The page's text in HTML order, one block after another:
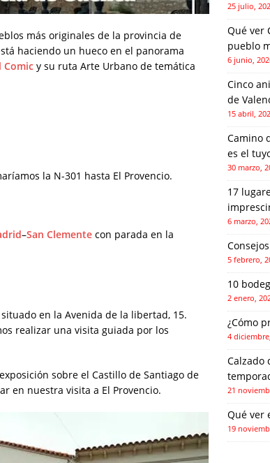
más originales de la provincia de
haciendo un hueco en el panorama
Comic y su ruta Arte Urbano de temática
la N-301 hasta El Provencio.
–San Clemente con parada en la
situado en la Avenida de la libertad, 15.
realizar una visita guiada por los
sobre el Castillo de Santiago de
en nuestra visita a El Provencio.
25 julio,
Qué ver
pueblo
6 junio,
Cinco
de
15 abril,
Camino
es el
30 marzo,
17
6 marzo,
5 febrero,
10
2 enero,
¿Cómo
4
Calzado
21
Qué ver
19